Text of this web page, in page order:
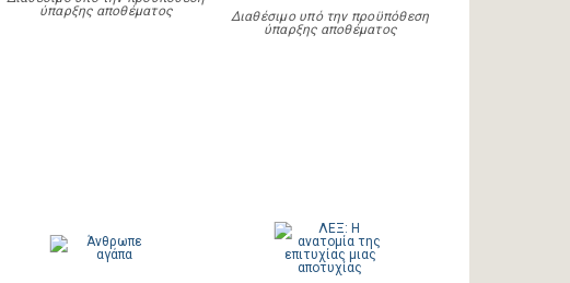
ύπαρξης αποθέματος
Διαθέσιμο υπό την προϋπόθεση
ύπαρξης αποθέματος